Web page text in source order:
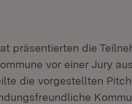
präsentierten die
vor einer Jury
die vorgestellten